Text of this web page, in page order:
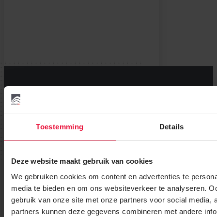
Toestemming Details
Deze website maakt gebruik van cookies
We gebruiken cookies om content en advertenties te
media te bieden en om ons websiteverkeer te analyseren.
gebruik van onze site met onze partners voor social media,
partners kunnen deze gegevens combineren met andere
Wij helpen u graag verder.
Tot het helemaal op uw dak ligt.
Bekijk instructievideo
Bel: +31 (0)85-0656814